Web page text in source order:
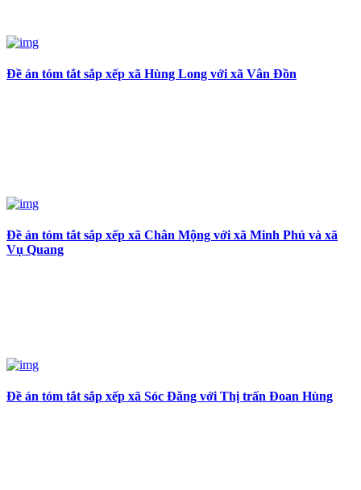
Đề án tóm tắt sắp xếp xã Hùng Long với xã Vân Đồn
Đề án tóm tắt sắp xếp xã Chân Mộng với xã Minh Phú và xã
Vụ Quang
Đề án tóm tắt sắp xếp xã Sóc Đăng với Thị trấn Đoan Hùng